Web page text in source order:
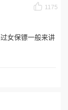
1175
女保镖一般来讲